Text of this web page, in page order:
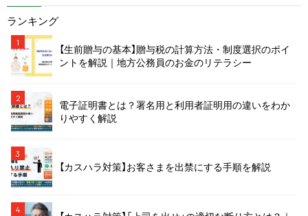
ランキング
1
【生前贈与の基本】贈与税の計算方法・制度選択のポイ
ントを解説｜地方公務員のお金のリテラシー
2
電子証明書とは？署名用と利用者証明用の違いをわか
りやすく解説
3
【カスハラ対策】お客さまを出禁にする手順を解説
4